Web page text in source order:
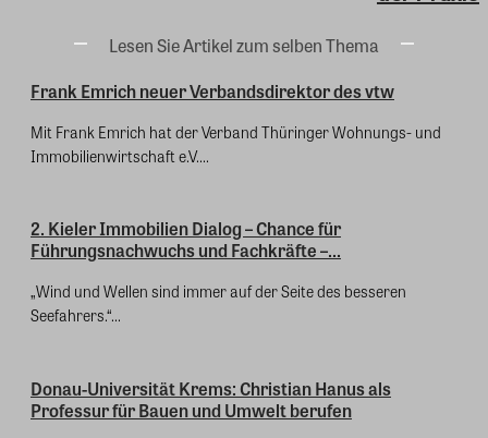
Lesen Sie Artikel zum selben Thema
Frank Emrich neuer Verbandsdirektor des vtw
Mit Frank Emrich hat der Verband Thüringer Wohnungs- und
Immobilienwirtschaft e.V....
2. Kieler Immobilien Dialog – Chance für
Führungsnachwuchs und Fachkräfte –...
„Wind und Wellen sind immer auf der Seite des besseren
Seefahrers.“...
Donau-Universität Krems: Christian Hanus als
Professur für Bauen und Umwelt berufen